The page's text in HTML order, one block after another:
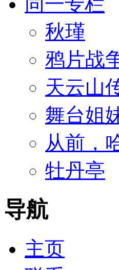
秋瑾
鸦片战
天云山
舞台姐
从前，
牡丹亭
导航
主页